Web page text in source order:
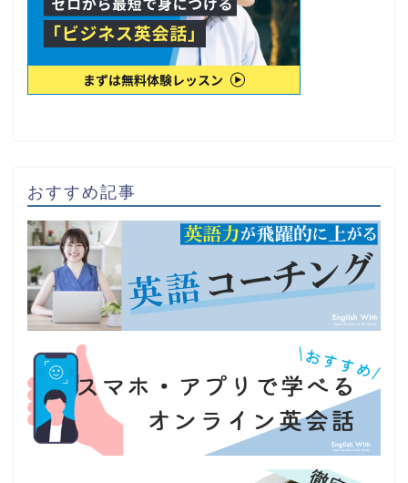
おすすめ記事